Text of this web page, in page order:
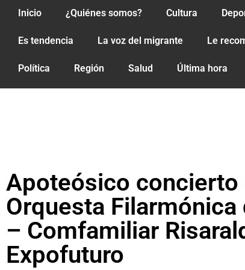
Inicio ¿Quiénes somos? Cultura
Es tendencia La voz del migrante Le
Política Región Salud Última hora
Apoteósico concierto
Orquesta Filarmónica
– Comfamiliar
Expofuturo